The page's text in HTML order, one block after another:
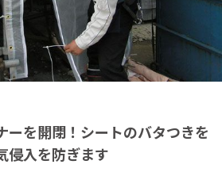
ーを開閉！シートのバタつきを
侵入を防ぎます